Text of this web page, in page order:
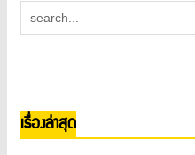
เรื่องล่าสุด